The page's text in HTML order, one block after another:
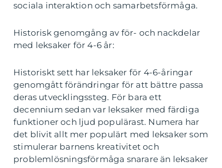
sociala interaktion och samarbetsförmåga.
Historisk genomgång av för- och nackdelar
med leksaker för 4-6 år:
Historiskt sett har leksaker för 4-6-åringar
genomgått förändringar för att bättre passa
deras utvecklingssteg. För bara ett
decennium sedan var leksaker med färdiga
funktioner och ljud populärast. Numera har
det blivit allt mer populärt med leksaker som
stimulerar barnens kreativitet och
problemlösningsförmåga snarare än leksaker